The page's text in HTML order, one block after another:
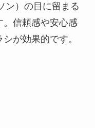
ン）の目に留まる
。信頼感や安心感
が効果的です。